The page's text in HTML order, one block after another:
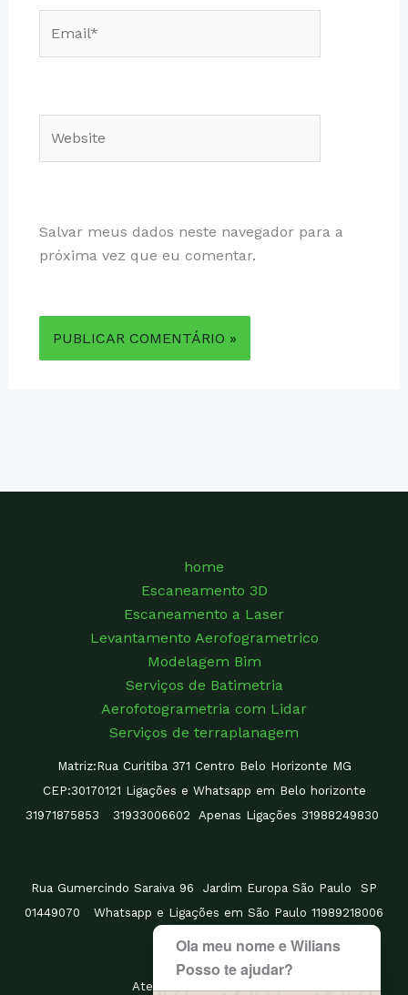
Salvar meus dados neste navegador para a
próxima vez que eu comentar.
home
Escaneamento 3D
Escaneamento a Laser
Levantamento Aerofogrametrico
Modelagem Bim
Serviços de Batimetria
Aerofotogrametria com Lidar
Serviços de terraplanagem
Matriz:Rua Curitiba 371 Centro Belo Horizonte MG
CEP:30170121 Ligações e Whatsapp em Belo horizonte
31971875853 31933006602 Apenas Ligações 31988249830
Rua Gumercindo Saraiva 96 Jardim Europa São Paulo SP
01449070 Whatsapp e Ligações em São Paulo 11989218006
Atendemos todo brasil
Ola meu nome e Wilians
Posso te ajudar?